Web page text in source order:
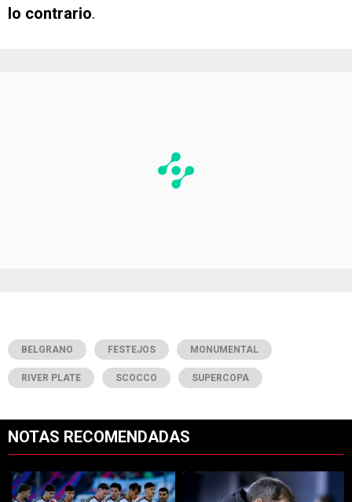
lo contrario.
BELGRANO FESTEJOS MONUMENTAL
RIVER PLATE SCOCCO SUPERCOPA
NOTAS RECOMENDADAS
Un artículo de tendencia con el título "Cómo salió River vs. Tigre
Un artículo de tendencia con el